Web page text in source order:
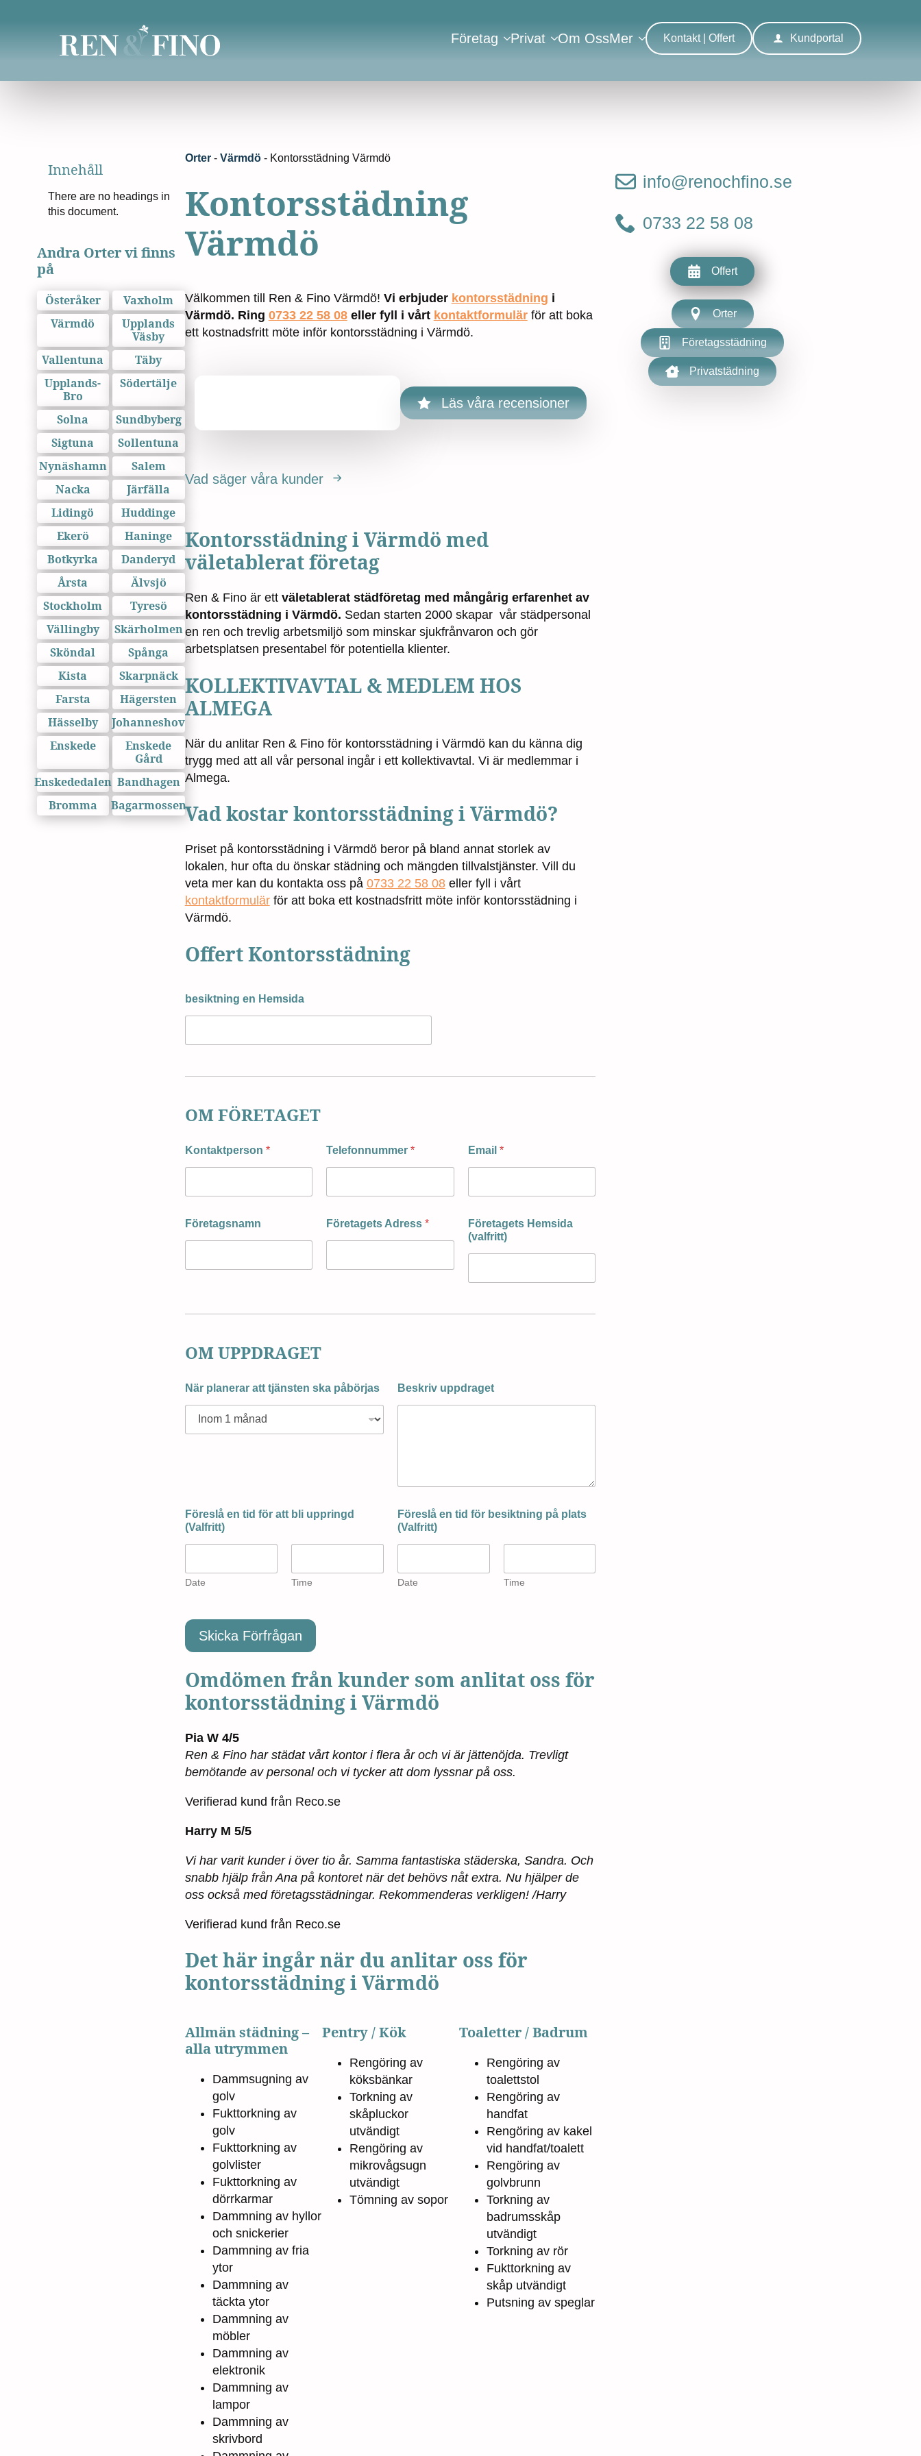
Företag Privat Om OssMer Kontakt | Offert Kundportal
Innehåll
There are no headings in
this document.
Andra Orter vi finns
på
Österåker
Vaxholm
Värmdö
Upplands
Väsby
Vallentuna
Täby
Upplands-
Bro
Södertälje
Solna
Sundbyberg
Sigtuna
Sollentuna
Nynäshamn
Salem
Nacka
Järfälla
Lidingö
Huddinge
Ekerö
Haninge
Botkyrka
Danderyd
Årsta
Älvsjö
Stockholm
Tyresö
Vällingby
Skärholmen
Sköndal
Spånga
Kista
Skarpnäck
Farsta
Hägersten
Hässelby
Johanneshov
Enskede
Enskede
Gård
Enskededalen Bandhagen
Bromma
Bagarmossen
Orter- Värmdö- Kontorsstädning Värmdö
Kontorsstädning
Värmdö
Välkommen till Ren & Fino Värmdö! Vi erbjuder kontorsstädning i
Värmdö. Ring 0733 22 58 08eller fyll i vårt kontaktformulärför att boka
ett kostnadsfritt möte inför kontorsstädning i Värmdö.
Läs våra recensioner
Vad säger våra kunder
Kontorsstädning i Värmdö med
väletablerat företag
Ren & Fino är ett väletablerat städföretag med mångårig erfarenhet av
kontorsstädning i Värmdö. Sedan starten 2000 skapar vår städpersonal
en ren och trevlig arbetsmiljö som minskar sjukfrånvaron och gör
arbetsplatsen presentabel för potentiella klienter.
KOLLEKTIVAVTAL & MEDLEM HOS
ALMEGA
När du anlitar Ren & Fino för kontorsstädning i Värmdö kan du känna dig
trygg med att all vår personal ingår i ett kollektivavtal. Vi är medlemmar i
Almega.
Vad kostar kontorsstädning i Värmdö?
Priset på kontorsstädning i Värmdö beror på bland annat storlek av
lokalen, hur ofta du önskar städning och mängden tillvalstjänster. Vill du
veta mer kan du kontakta oss på 0733 22 58 08eller fyll i vårt
kontaktformulärför att boka ett kostnadsfritt möte inför kontorsstädning i
Värmdö.
Offert Kontorsstädning
besiktning en Hemsida
OM FÖRETAGET
Kontaktperson * Telefonnummer* Email *
Företagsnamn Företagets Adress*
Företagets Hemsida
(valfritt)
OM UPPDRAGET
När planerar att tjänsten ska påbörjas Beskriv uppdraget
Föreslå en tid för att bli uppringd
(Valfritt)
Date Time
Föreslå en tid för besiktning på plats
(Valfritt)
Date Time
Skicka Förfrågan
Omdömen från kunder som anlitat oss för
kontorsstädning i Värmdö
Pia W 4/5
Ren & Fino har städat vårt kontor i flera år och vi är jättenöjda. Trevligt
bemötande av personal och vi tycker att dom lyssnar på oss.
Verifierad kund från Reco.se
Harry M 5/5
Vi har varit kunder i över tio år. Samma fantastiska städerska, Sandra. Och
snabb hjälp från Ana på kontoret när det behövs nåt extra. Nu hjälper de
oss också med företagsstädningar. Rekommenderas verkligen! /Harry
Verifierad kund från Reco.se
Det här ingår när du anlitar oss för
kontorsstädning i Värmdö
Allmän städning –
alla utrymmen
Dammsugning av
golv
Fukttorkning av
golv
Fukttorkning av
golvlister
Fukttorkning av
dörrkarmar
Dammning av hyllor
och snickerier
Dammning av fria
ytor
Dammning av
täckta ytor
Dammning av
möbler
Dammning av
elektronik
Dammning av
lampor
Dammning av
skrivbord
Pentry / Kök
Rengöring av
köksbänkar
Torkning av
skåpluckor
utvändigt
Rengöring av
mikrovågsugn
utvändigt
Tömning av sopor
Toaletter / Badrum
Rengöring av
toalettstol
Rengöring av
handfat
Rengöring av kakel
vid handfat/toalett
Rengöring av
golvbrunn
Torkning av
badrumsskåp
utvändigt
Torkning av rör
Fukttorkning av
skåp utvändigt
Putsning av speglar
info@renochfino.se
0733 22 58 08
Offert
Orter
Företagsstädning
Privatstädning